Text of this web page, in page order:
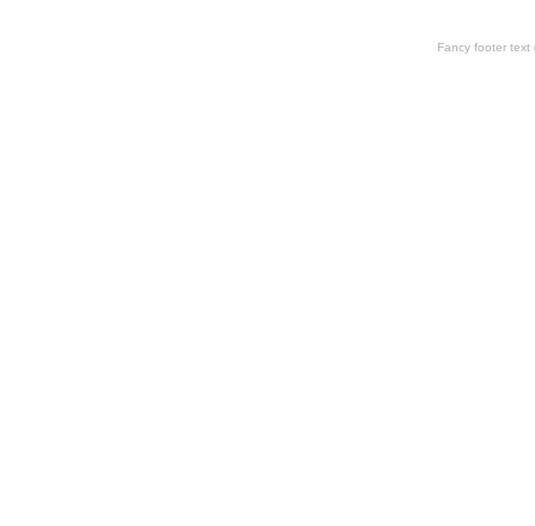
Fancy footer